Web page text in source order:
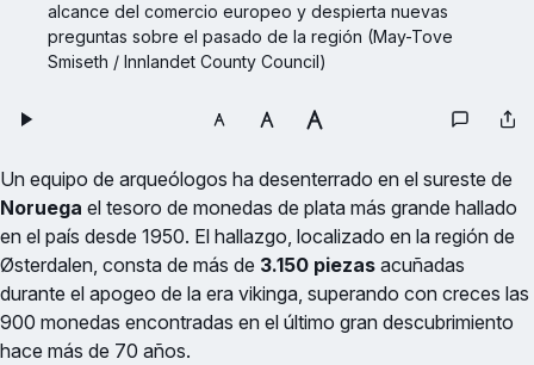
alcance del comercio europeo y despierta nuevas
preguntas sobre el pasado de la región (May-Tove
Smiseth / Innlandet County Council)
Un equipo de arqueólogos ha desenterrado en el sureste de
Noruega el tesoro de monedas de plata más grande hallado
en el país desde 1950. El hallazgo, localizado en la región de
Østerdalen, consta de más de 3.150 piezas acuñadas
durante el apogeo de la era vikinga, superando con creces las
900 monedas encontradas en el último gran descubrimiento
hace más de 70 años.